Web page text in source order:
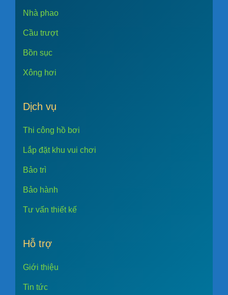
Nhà phao
Cầu trượt
Bồn sục
Xông hơi
Dịch vụ
Thi công hồ bơi
Lắp đặt khu vui chơi
Bảo trì
Bảo hành
Tư vấn thiết kế
Hỗ trợ
Giới thiệu
Tin tức